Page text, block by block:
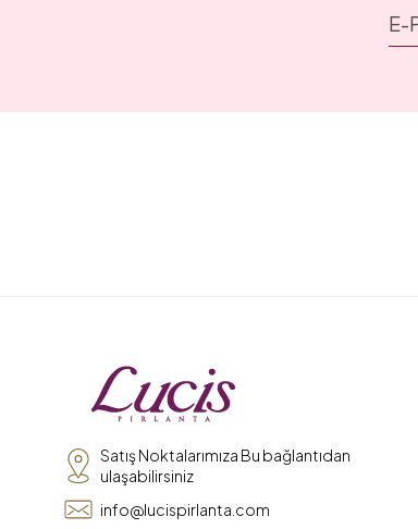
Satış Noktalarımıza Bu bağlantıdan
ulaşabilirsiniz
info@lucispirlanta.com